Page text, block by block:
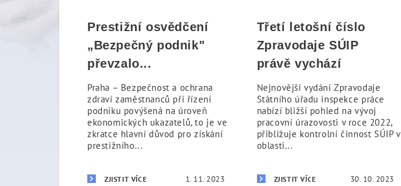
Prestižní osvědčení
„Bezpečný podnik"
převzalo...
Praha – Bezpečnost a ochrana
zdraví zaměstnanců při řízení
podniku povýšená na úroveň
ekonomických ukazatelů, to je ve
zkratce hlavní důvod pro získání
prestižního...
ZJISTIT VÍCE 1. 11. 2023
Třetí letošní číslo
Zpravodaje SÚIP
právě vychází
Nejnovější vydání Zpravodaje
Státního úřadu inspekce práce
nabízí bližší pohled na vývoj
pracovní úrazovosti v roce 2022,
přibližuje kontrolní činnost SÚIP v
oblasti...
ZJISTIT VÍCE 30. 10. 2023